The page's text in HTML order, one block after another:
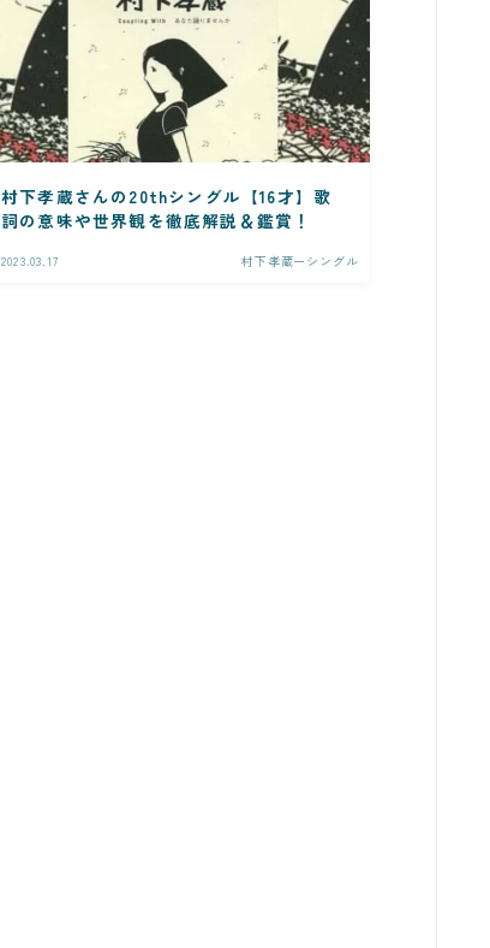
村下孝蔵さんの20thシングル【16才】歌
詞の意味や世界観を徹底解説＆鑑賞！
2023.03.17 村下孝蔵ーシングル